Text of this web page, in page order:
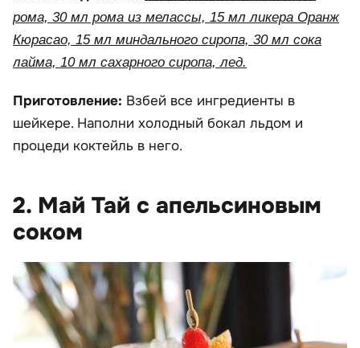
рома, 30 мл рома из мелассы, 15 мл ликера Оранж
Кюрасао, 15 мл миндального сиропа, 30 мл сока
лайма, 10 мл сахарного сиропа, лед.
Приготовление: Взбей все ингредиенты в
шейкере. Наполни холодный бокал льдом и
процеди коктейль в него.
2. Май Тай с апельсиновым
соком